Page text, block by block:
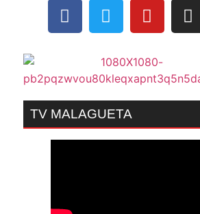
TV MALAGUETA